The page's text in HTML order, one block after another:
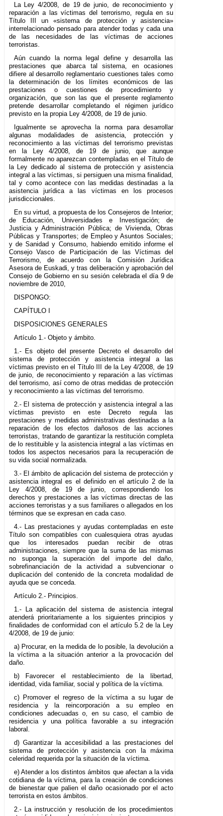
La Ley 4/2008, de 19 de junio, de reconocimiento y
reparación a las víctimas del terrorismo, regula en su
Título III un «sistema de protección y asistencia»
interrelacionado pensado para atender todas y cada una
de las necesidades de las víctimas de acciones
terroristas.
Aún cuando la norma legal define y desarrolla las
prestaciones que abarca tal sistema, en ocasiones
difiere al desarrollo reglamentario cuestiones tales como
la determinación de los límites económicos de las
prestaciones o cuestiones de procedimiento y
organización, que son las que el presente reglamento
pretende desarrollar completando el régimen jurídico
previsto en la propia Ley 4/2008, de 19 de junio.
Igualmente se aprovecha la norma para desarrollar
algunas modalidades de asistencia, protección y
reconocimiento a las víctimas del terrorismo previstas
en la Ley 4/2008, de 19 de junio, que aunque
formalmente no aparezcan contempladas en el Título de
la Ley dedicado al sistema de protección y asistencia
integral a las víctimas, si persiguen una misma finalidad,
tal y como acontece con las medidas destinadas a la
asistencia jurídica a las víctimas en los procesos
jurisdiccionales.
En su virtud, a propuesta de los Consejeros de Interior;
de Educación, Universidades e Investigación; de
Justicia y Administración Pública; de Vivienda, Obras
Públicas y Transportes; de Empleo y Asuntos Sociales;
y de Sanidad y Consumo, habiendo emitido informe el
Consejo Vasco de Participación de las Víctimas del
Terrorismo, de acuerdo con la Comisión Jurídica
Asesora de Euskadi, y tras deliberación y aprobación del
Consejo de Gobierno en su sesión celebrada el día 9 de
noviembre de 2010,
DISPONGO:
CAPÍTULO I
DISPOSICIONES GENERALES
Artículo 1.- Objeto y ámbito.
1.- Es objeto del presente Decreto el desarrollo del
sistema de protección y asistencia integral a las
víctimas previsto en el Título III de la Ley 4/2008, de 19
de junio, de reconocimiento y reparación a las víctimas
del terrorismo, así como de otras medidas de protección
y reconocimiento a las víctimas del terrorismo.
2.- El sistema de protección y asistencia integral a las
víctimas previsto en este Decreto regula las
prestaciones y medidas administrativas destinadas a la
reparación de los efectos dañosos de las acciones
terroristas, tratando de garantizar la restitución completa
de lo restituible y la asistencia integral a las víctimas en
todos los aspectos necesarios para la recuperación de
su vida social normalizada.
3.- El ámbito de aplicación del sistema de protección y
asistencia integral es el definido en el artículo 2 de la
Ley 4/2008, de 19 de junio, correspondiendo los
derechos y prestaciones a las víctimas directas de las
acciones terroristas y a sus familiares o allegados en los
términos que se expresan en cada caso.
4.- Las prestaciones y ayudas contempladas en este
Título son compatibles con cualesquiera otras ayudas
que los interesados puedan recibir de otras
administraciones, siempre que la suma de las mismas
no suponga la superación del importe del daño,
sobrefinanciación de la actividad a subvencionar o
duplicación del contenido de la concreta modalidad de
ayuda que se conceda.
Artículo 2.- Principios.
1.- La aplicación del sistema de asistencia integral
atenderá prioritariamente a los siguientes principios y
finalidades de conformidad con el artículo 5.2 de la Ley
4/2008, de 19 de junio:
a) Procurar, en la medida de lo posible, la devolución a
la víctima a la situación anterior a la provocación del
daño.
b) Favorecer el restablecimiento de la libertad,
identidad, vida familiar, social y política de la víctima.
c) Promover el regreso de la víctima a su lugar de
residencia y la reincorporación a su empleo en
condiciones adecuadas o, en su caso, el cambio de
residencia y una política favorable a su integración
laboral.
d) Garantizar la accesibilidad a las prestaciones del
sistema de protección y asistencia con la máxima
celeridad requerida por la situación de la víctima.
e) Atender a los distintos ámbitos que afectan a la vida
cotidiana de la víctima, para la creación de condiciones
de bienestar que palien el daño ocasionado por el acto
terrorista en estos ámbitos.
2.- La instrucción y resolución de los procedimientos